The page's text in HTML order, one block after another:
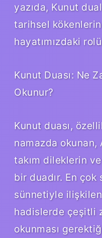
yazıda, Kunut
tarihsel
hayatımızdaki
Kunut Duası: Ne
Okunur?
Kunut duası,
namazda okunan,
takım dileklerin ve
bir duadır. En çok
sünnetiyle
hadislerde çeşitli
okunması